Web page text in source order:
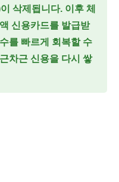
삭제됩니다. 이후 체
신용카드를 발급받
를 빠르게 회복할 수
차근 신용을 다시 쌓